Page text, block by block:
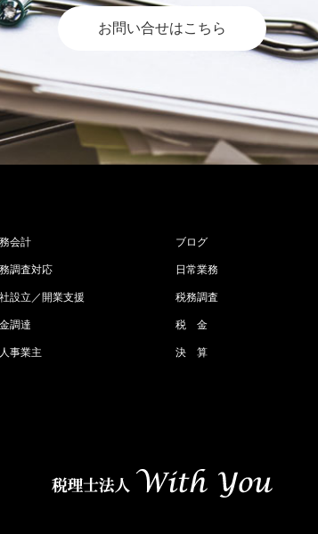
お問い合せはこちら
会計
調査対応
設立／開業支援
調達
事業主
ブログ
日常業務
税務調査
税 金
決 算